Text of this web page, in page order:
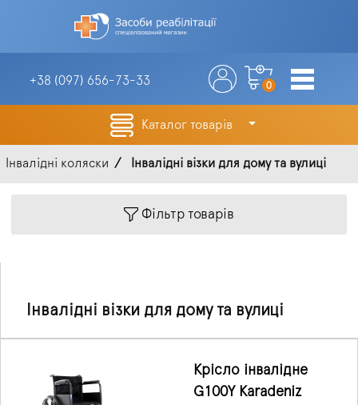
+38 (097) 656-73-33 0
Каталог товарів
Інвалідні коляски Інвалідні візки для дому та вулиці
Фільтр товарів
Інвалідні візки для дому та вулиці
Крісло інвалідне
G100Y Karadeniz